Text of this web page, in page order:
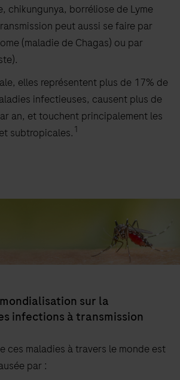
chikungunya, borréliose de Lyme
peut aussi se faire par
(maladie de Chagas) ou par
elles représentent plus de 17% de
infectieuses, causent plus de
an, et touchent principalement les
subtropicales. 1
sur la
infections à transmission
ces maladies à travers le monde est
par :